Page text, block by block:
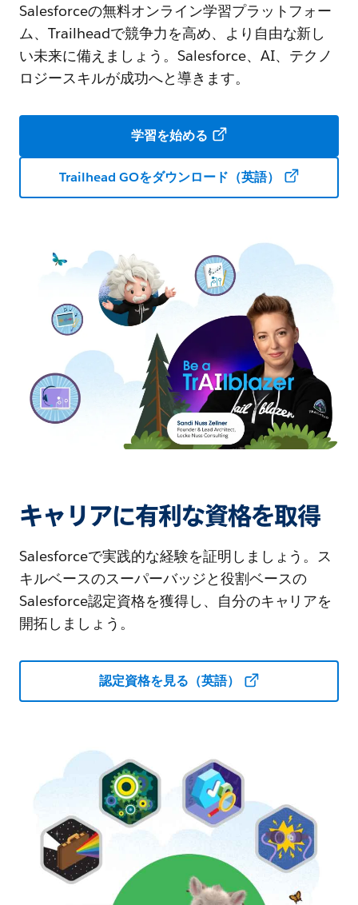
Salesforceの無料オンライン学習プラットフォー
ム、Trailheadで競争力を高め、より自由な新し
い未来に備えましょう。Salesforce、AI、テクノ
ロジースキルが成功へと導きます。
学習を始める
Trailhead GOをダウンロード（英語）
キャリアに有利な資格を取得
Salesforceで実践的な経験を証明しましょう。ス
キルベースのスーパーバッジと役割ベースの
Salesforce認定資格を獲得し、自分のキャリアを
開拓しましょう。
認定資格を見る（英語）